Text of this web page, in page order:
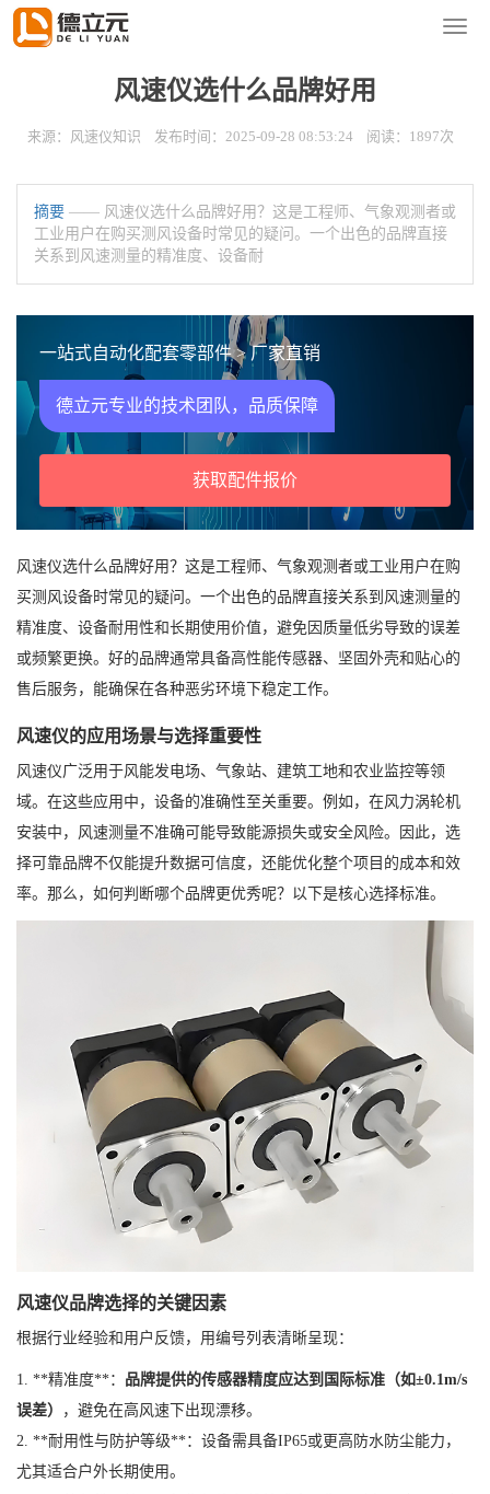
导
您的位置：首页
风速仪选什么品牌好用
来源：风速仪知识 发布时间：2025-09-28 08:53:24 阅读：1897次
摘要 —— 风速仪选什么品牌好用？这是工程师、气象观测者或
工业用户在购买测风设备时常见的疑问。一个出色的品牌直接
关系到风速测量的精准度、设备耐
一站式自动化配套零部件 > 厂家直销
德立元专业的技术团队，品质保障
获取配件报价
风速仪选什么品牌好用？这是工程师、气象观测者或工业用户在购
买测风设备时常见的疑问。一个出色的品牌直接关系到风速测量的
精准度、设备耐用性和长期使用价值，避免因质量低劣导致的误差
或频繁更换。好的品牌通常具备高性能传感器、坚固外壳和贴心的
售后服务，能确保在各种恶劣环境下稳定工作。
风速仪的应用场景与选择重要性
风速仪广泛用于风能发电场、气象站、建筑工地和农业监控等领
域。在这些应用中，设备的准确性至关重要。例如，在风力涡轮机
安装中，风速测量不准确可能导致能源损失或安全风险。因此，选
择可靠品牌不仅能提升数据可信度，还能优化整个项目的成本和效
率。那么，如何判断哪个品牌更优秀呢？以下是核心选择标准。
风速仪品牌选择的关键因素
根据行业经验和用户反馈，用编号列表清晰呈现：
1. **精准度**： 品牌提供的传感器精度应达到国际标准（如±0.1m/s
误差）
，避免在高风速下出现漂移。
2. **耐用性与防护等级**：设备需具备IP65或更高防水防尘能力，
尤其适合户外长期使用。